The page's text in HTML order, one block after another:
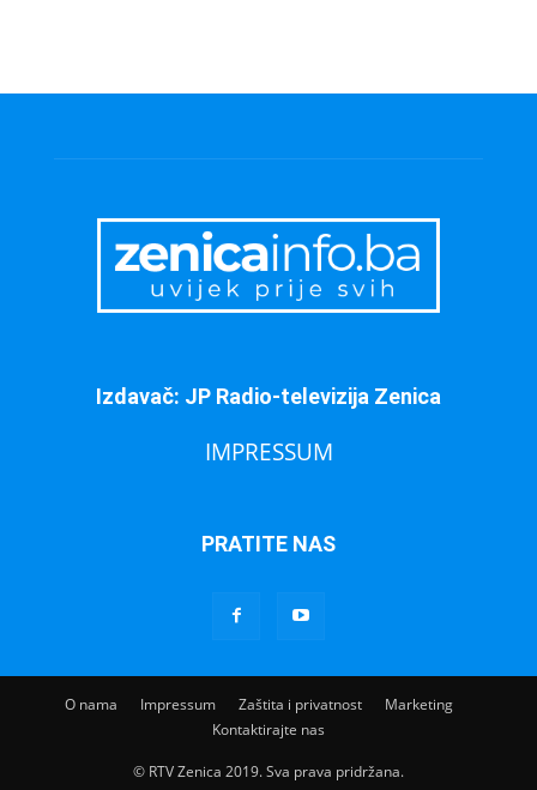
Izdavač: JP Radio-televizija Zenica
IMPRESSUM
PRATITE NAS
O nama Impressum Zaštita i privatnost
Marketing
Kontaktirajte nas
© RTV Zenica 2019. Sva prava pridržana.